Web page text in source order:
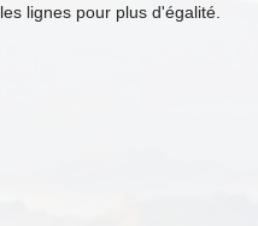
lignes pour plus d'égalité.